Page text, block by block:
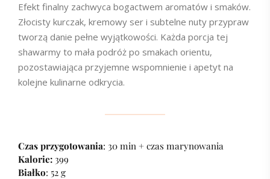
Efekt finalny zachwyca bogactwem aromatów i smaków.
Złocisty kurczak, kremowy ser i subtelne nuty przypraw
tworzą danie pełne wyjątkowości. Każda porcja tej
shawarmy to mała podróż po smakach orientu,
pozostawiająca przyjemne wspomnienie i apetyt na
kolejne kulinarne odkrycia.
Czas przygotowania: 30 min + czas marynowania
Kalorie: 399
Białko: 52 g